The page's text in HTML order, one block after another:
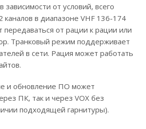
от условий, всего
в диапазоне VHF 136-174
от рации к рации или
Транковый режим поддерживает
в сети. Рация может работать
и обновление ПО может
ПК, так и через VOX без
подходящей гарнитуры).